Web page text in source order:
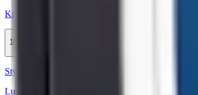
Kronan Vit Portion
10-pack
Styrka Normal · Large
Lundgrens Norrland